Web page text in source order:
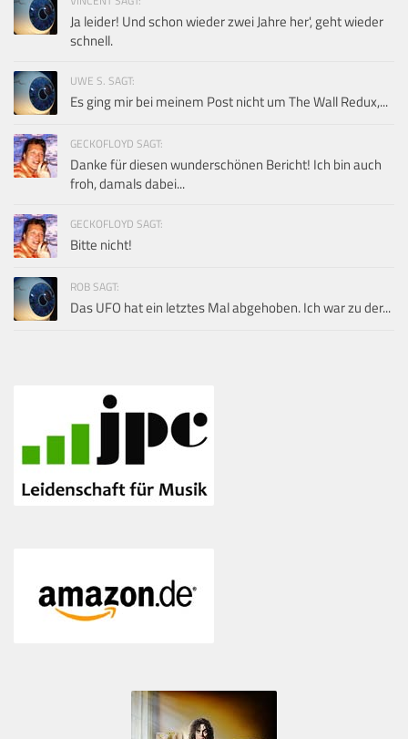
Ja leider! Und schon wieder zwei Jahre her', geht wieder
schnell.
UWE S. SAGT:
Es ging mir bei meinem Post nicht um The Wall Redux,...
GECKOFLOYD SAGT:
Danke für diesen wunderschönen Bericht! Ich bin auch
froh, damals dabei...
GECKOFLOYD SAGT:
Bitte nicht!
ROB SAGT:
Das UFO hat ein letztes Mal abgehoben. Ich war zu der...